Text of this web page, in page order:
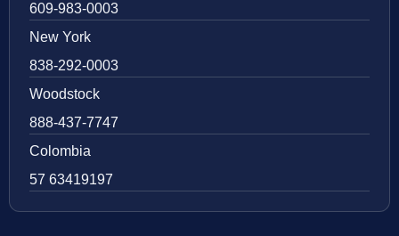
609-983-0003
New York
838-292-0003
Woodstock
888-437-7747
Colombia
57 63419197